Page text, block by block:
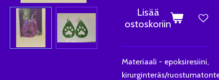
Lisää
ostoskoriin
Materiaali - epoksiresiini,
kirurginteräs/